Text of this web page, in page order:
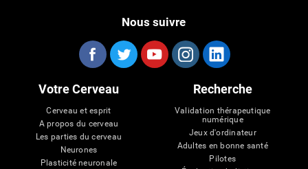
Nous suivre
Votre Cerveau
Cerveau et esprit
A propos du cerveau
Les parties du cerveau
Neurones
Plasticité neuronale
Recherche
Validation thérapeutique
numérique
Jeux d'ordinateur
Adultes en bonne santé
Pilotes